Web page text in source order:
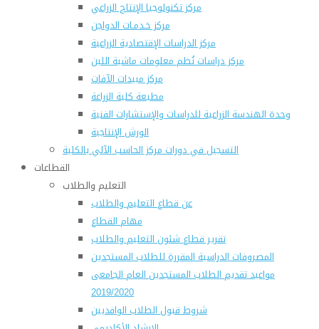
مركز تكنولوجيا الإنتاج الزراعي
مركز خـدمـات الدواجن
مركز الدراسات الإقتصادية الزراعية
مركز دراسات نُظم معلومات ماشية اللبن
مركز مبيدات الآفات
مطبعة كلية الزراعة
وحدة الهندسة الزراعية للدراسات والإستشارات الفنية
الورش الإنتاجية
التسجيل في دورات مركز الحاسب الآلي بالكلية
القطاعات
التعليم والطلاب
عن قطاع التعليم والطلاب
مهام القطاع
تقرير قطاع شئون التعليم والطلاب
المصروفات الدراسية المقررة للطلاب المستجدين
مواعيد تقديم الطلاب المستجدين العام الجامعى
2019/2020
شروط قبول الطلاب الوافديين